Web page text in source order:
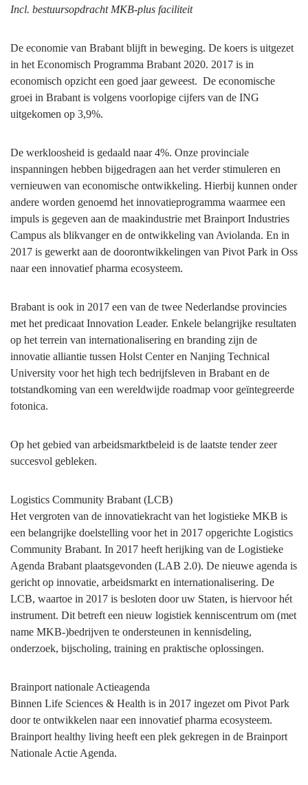
Terug
navigatie
Veerkrachtige
arbeidsmarkt
Veerkrachtige
arbeidsmarkt
economische
ontwikkeling
Incl. bestuursopdracht MKB-plus faciliteit
De economie van Brabant blijft in beweging. De koers is uitgezet
in het Economisch Programma Brabant 2020. 2017 is in
economisch opzicht een goed jaar geweest. De economische
groei in Brabant is volgens voorlopige cijfers van de ING
uitgekomen op 3,9%.
De werkloosheid is gedaald naar 4%. Onze provinciale
inspanningen hebben bijgedragen aan het verder stimuleren en
vernieuwen van economische ontwikkeling. Hierbij kunnen onder
andere worden genoemd het innovatieprogramma waarmee een
impuls is gegeven aan de maakindustrie met Brainport Industries
Campus als blikvanger en de ontwikkeling van Aviolanda. En in
2017 is gewerkt aan de doorontwikkelingen van Pivot Park in Oss
naar een innovatief pharma ecosysteem.
Brabant is ook in 2017 een van de twee Nederlandse provincies
met het predicaat Innovation Leader. Enkele belangrijke resultaten
op het terrein van internationalisering en branding zijn de
innovatie alliantie tussen Holst Center en Nanjing Technical
University voor het high tech bedrijfsleven in Brabant en de
totstandkoming van een wereldwijde roadmap voor geïntegreerde
fotonica.
Op het gebied van arbeidsmarktbeleid is de laatste tender zeer
succesvol gebleken.
Logistics Community Brabant (LCB)
Het vergroten van de innovatiekracht van het logistieke MKB is
een belangrijke doelstelling voor het in 2017 opgerichte Logistics
Community Brabant. In 2017 heeft herijking van de Logistieke
Agenda Brabant plaatsgevonden (LAB 2.0). De nieuwe agenda is
gericht op innovatie, arbeidsmarkt en internationalisering. De
LCB, waartoe in 2017 is besloten door uw Staten, is hiervoor hét
instrument. Dit betreft een nieuw logistiek kenniscentrum om (met
name MKB-)bedrijven te ondersteunen in kennisdeling,
onderzoek, bijscholing, training en praktische oplossingen.
Brainport nationale Actieagenda
Binnen Life Sciences & Health is in 2017 ingezet om Pivot Park
door te ontwikkelen naar een innovatief pharma ecosysteem.
Brainport healthy living heeft een plek gekregen in de Brainport
Nationale Actie Agenda.